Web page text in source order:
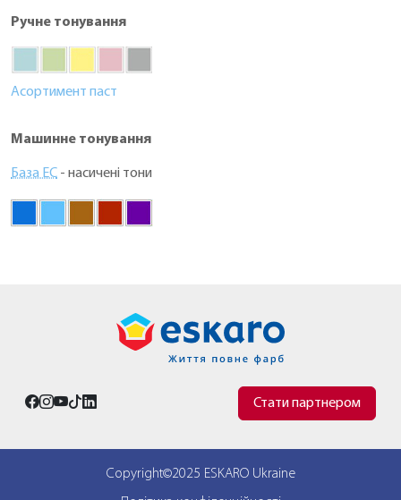
Ручне тонування
Асортимент паст
Машинне тонування
База EC - насичені тони
Стати партнером
Copyright©2025 ESKARO Ukraine